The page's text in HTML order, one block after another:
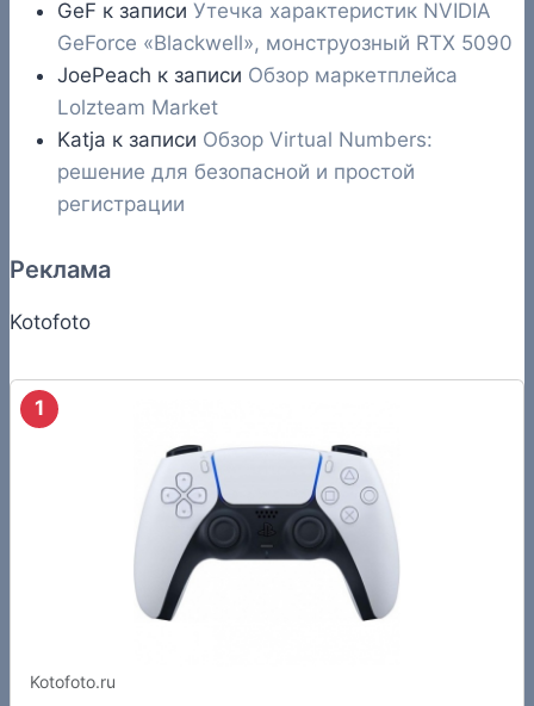
GeF к записи Утечка характеристик NVIDIA
GeForce «Blackwell», монструозный RTX 5090
JoePeach к записи Обзор маркетплейса
Lolzteam Market
Katja к записи Обзор Virtual Numbers:
решение для безопасной и простой
регистрации
Реклама
Kotofoto
1
Kotofoto.ru